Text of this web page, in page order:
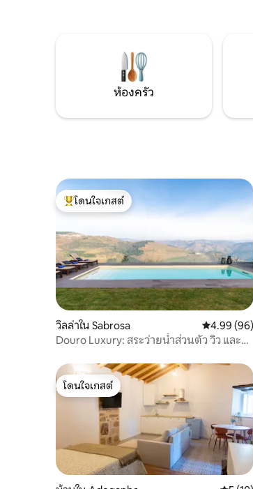
ห้องครัว
โดนใจเกสต์ที่สุด
โดนใจเกสต์
วิลล่าใน Sabrosa คะแนนเฉลี่
4.99 (96)
Douro Luxury: สระว่ายน้ำส่วนตัว วิว และ
โดนใจเกสต์
โดนใจเกสต์